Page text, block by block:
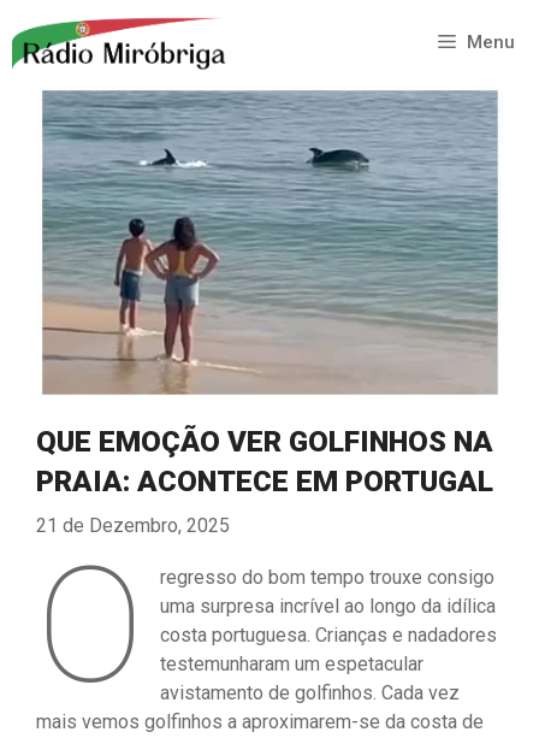
para
conteúdo
Menu
QUE EMOÇÃO VER GOLFINHOS NA
PRAIA: ACONTECE EM PORTUGAL
21 de Dezembro, 2025
O
regresso do bom tempo trouxe consigo
uma surpresa incrível ao longo da idílica
costa portuguesa. Crianças e nadadores
testemunharam um espetacular
avistamento de golfinhos. Cada vez
mais vemos golfinhos a aproximarem-se da costa de